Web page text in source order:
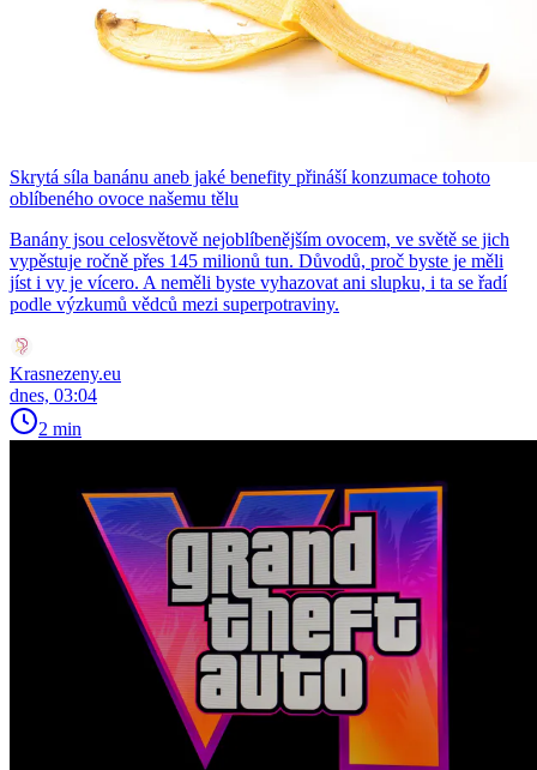
Skrytá síla banánu aneb jaké benefity přináší konzumace tohoto
oblíbeného ovoce našemu tělu
Banány jsou celosvětově nejoblíbenějším ovocem, ve světě se jich
vypěstuje ročně přes 145 milionů tun. Důvodů, proč byste je měli
jíst i vy je vícero. A neměli byste vyhazovat ani slupku, i ta se řadí
podle výzkumů vědců mezi superpotraviny.
Krasnezeny.eu
dnes, 03:04
2 min